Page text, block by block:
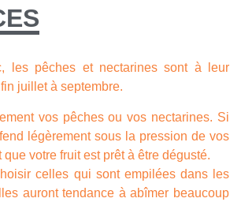
les pêches et nectarines sont à leur
juillet à septembre.
vos pêches ou vos nectarines. Si
légèrement sous la pression de vos
que votre fruit est prêt à être dégusté.
celles qui sont empilées dans les
auront tendance à abîmer beaucoup